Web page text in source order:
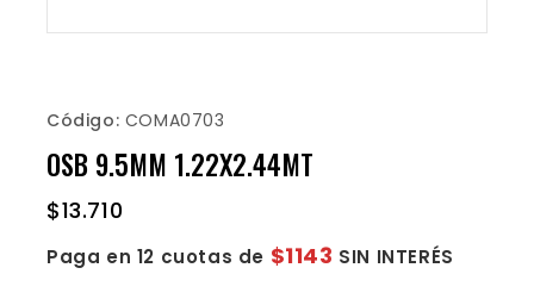
Código: COMA0703
OSB 9.5MM 1.22X2.44MT
$13.710
Paga en 12 cuotas de $1143 SIN INTERÉS